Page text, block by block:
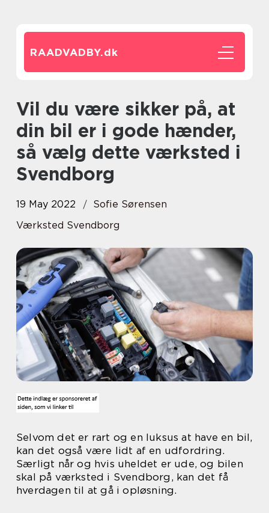
RAADVADBY.dk
Vil du være sikker på, at
din bil er i gode hænder,
så vælg dette værksted i
Svendborg
19 May 2022
Sofie Sørensen
Værksted Svendborg
Selvom det er rart og en luksus at have en bil,
kan det også være lidt af en udfordring.
Særligt når og hvis uheldet er ude, og bilen
skal på værksted i Svendborg, kan det få
hverdagen til at gå i opløsning.